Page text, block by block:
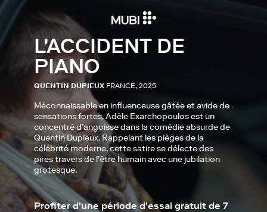
L'ACCIDENT DE
PIANO
QUENTIN DUPIEUX FRANCE, 2025
Méconnaissable en influenceuse gâtée et avide de
sensations fortes, Adèle Exarchopoulos est un
concentré d’angoisse dans la comédie absurde de
Quentin Dupieux. Rappelant les pièges de la
célébrité moderne, cette satire se délecte des
pires travers de l’être humain avec une jubilation
grotesque.
Profiter d'une période d'essai gratuit de 7